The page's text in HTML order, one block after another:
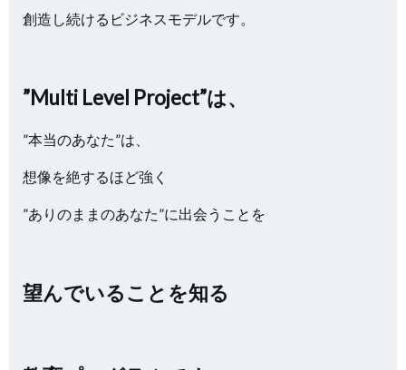
創造し続けるビジネスモデルです。
”Multi Level Project”は、
”本当のあなた”は、
想像を絶するほど強く
”ありのままのあなた”に出会うことを
望んでいることを知る